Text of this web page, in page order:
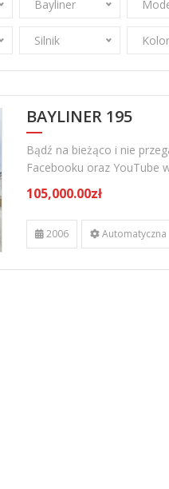
Bayliner
Silnik
BAYLINER 195
Bądź na bieżąco i nie
Facebooku oraz YouTube
105,000.00zł
2006 Automatyczna